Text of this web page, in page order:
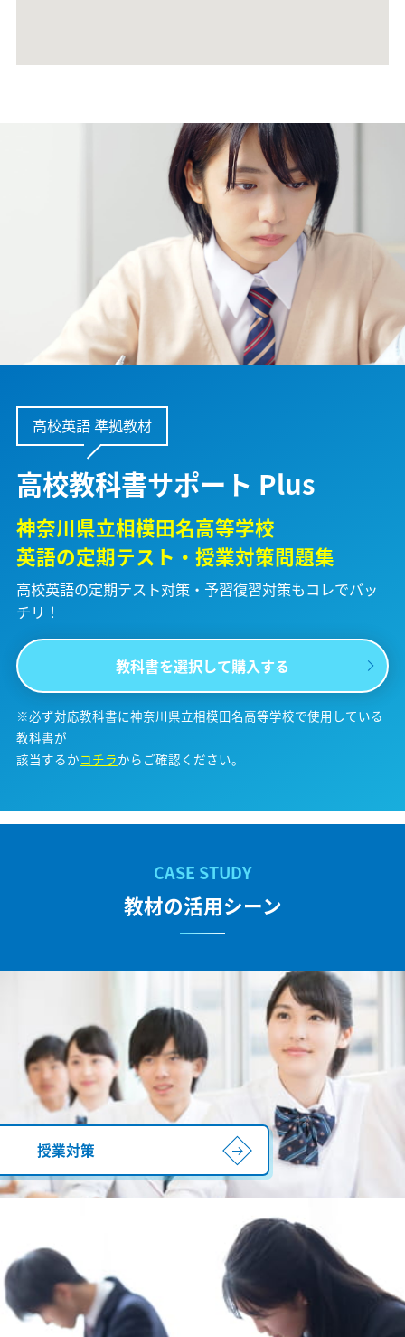
高校英語 準拠教材
高校教科書サポート Plus
神奈川県立相模田名高等学校
英語の定期テスト・授業対策問題集
高校英語の定期テスト対策・予習復習対策もコレでバッ
チリ！
教科書を選択して購入する
※必ず対応教科書に神奈川県立相模田名高等学校で使用している
教科書が
該当するかコチラからご確認ください。
教材の活用シーン
授業対策